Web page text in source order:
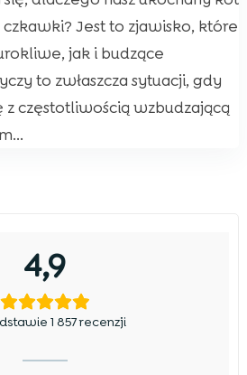
Jest to zjawisko, które
jak i budzące
to zwłaszcza sytuacji, gdy
częstotliwością wzbudzającą
4,9
1 857 recenzji